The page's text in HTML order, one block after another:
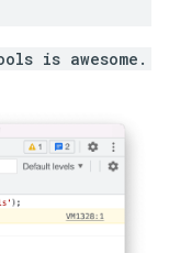
is awesome.